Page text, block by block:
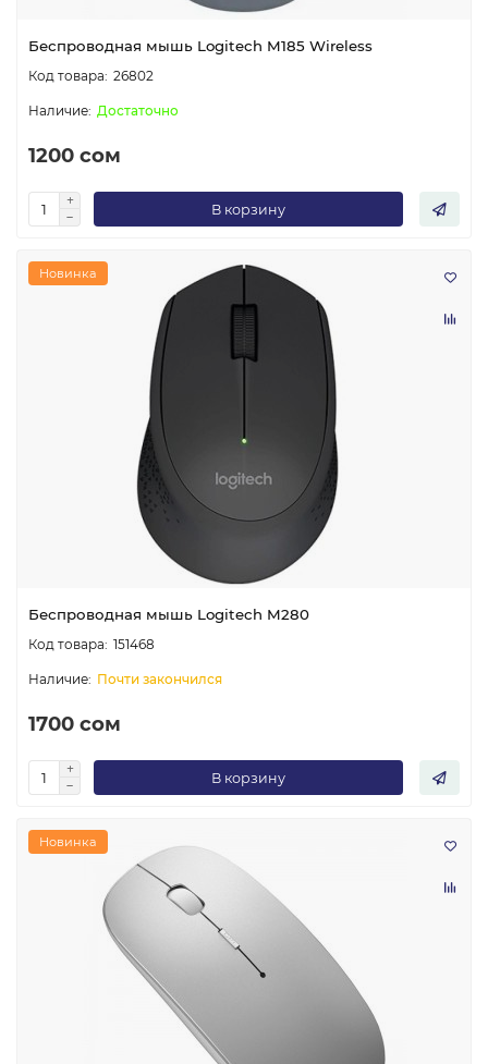
Беспроводная мышь Logitech M185 Wireless
26802
Достаточно
1200 сом
В корзину
Новинка
Беспроводная мышь Logitech M280
151468
Почти закончился
1700 сом
В корзину
Новинка